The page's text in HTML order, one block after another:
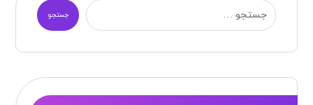
جستجو